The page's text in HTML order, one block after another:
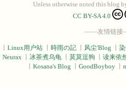
Unless otherwise noted this blog
CC BY-SA 4.0
——友情链
Linux用户站 時雨の記 风尘'Blog
Neurax
冰茶煮乌龟 莫莫逗狗 读来依
Kosana's Blog GoodBoyboy